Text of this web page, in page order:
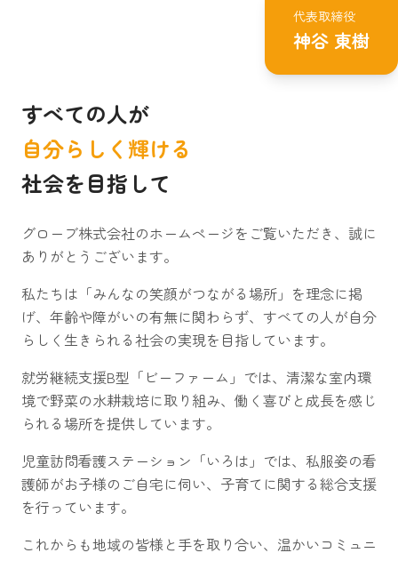
代表取締役
神谷 東樹
すべての人が
自分らしく輝ける
社会を目指して
グローブ株式会社のホームページをご覧いただき、誠に
ありがとうございます。
私たちは「みんなの笑顔がつながる場所」を理念に掲
げ、年齢や障がいの有無に関わらず、すべての人が自分
らしく生きられる社会の実現を目指しています。
就労継続支援B型「ビーファーム」では、清潔な室内環
境で野菜の水耕栽培に取り組み、働く喜びと成長を感じ
られる場所を提供しています。
児童訪問看護ステーション「いろは」では、私服姿の看
護師がお子様のご自宅に伺い、子育てに関する総合支援
を行っています。
これからも地域の皆様と手を取り合い、温かいコミュニ